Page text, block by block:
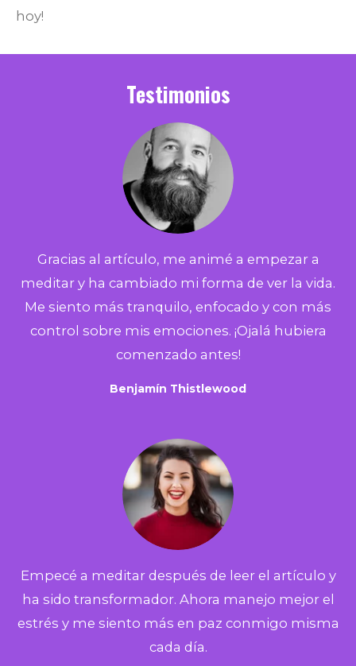
hoy!
Testimonios
Gracias al artículo, me animé a empezar a
meditar y ha cambiado mi forma de ver la vida.
Me siento más tranquilo, enfocado y con más
control sobre mis emociones. ¡Ojalá hubiera
comenzado antes!
Benjamín Thistlewood
Empecé a meditar después de leer el artículo y
ha sido transformador. Ahora manejo mejor el
estrés y me siento más en paz conmigo misma
cada día.